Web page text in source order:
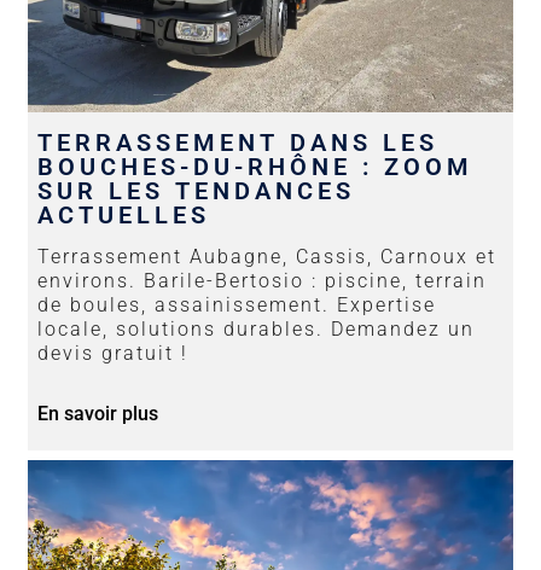
TERRASSEMENT DANS LES
BOUCHES-DU-RHÔNE : ZOOM
SUR LES TENDANCES
ACTUELLES
Terrassement Aubagne, Cassis, Carnoux et
environs. Barile-Bertosio : piscine, terrain
de boules, assainissement. Expertise
locale, solutions durables. Demandez un
devis gratuit !
En savoir plus